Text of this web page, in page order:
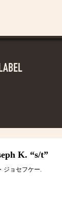
K. “s/t”
ジョセフケー.